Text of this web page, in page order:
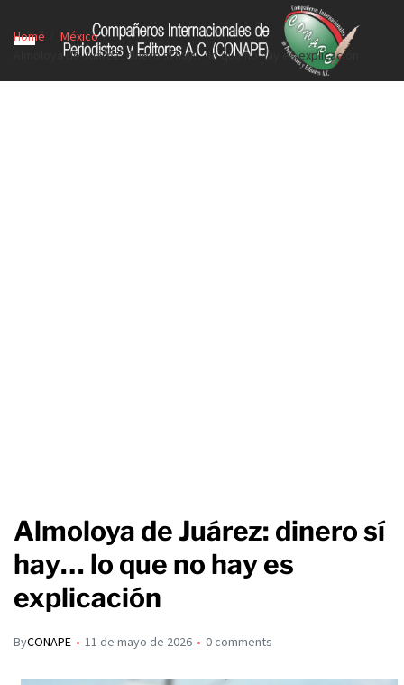
Home
México
Almoloya de Juárez: dinero sí hay… lo que no hay es explicación
Almoloya de Juárez: dinero sí
hay… lo que no hay es
explicación
ByCONAPE 11 de mayo de 2026 0 comments